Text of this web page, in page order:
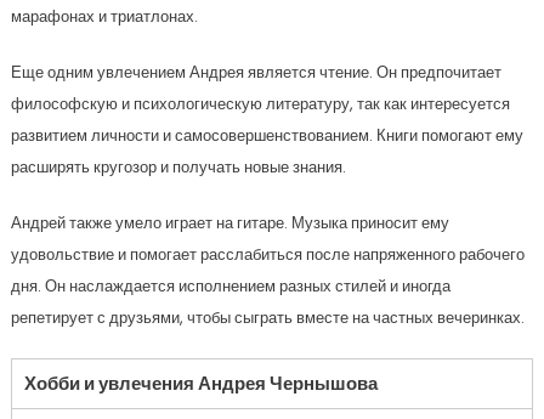
марафонах и триатлонах.
Еще одним увлечением Андрея является чтение. Он предпочитает
философскую и психологическую литературу, так как интересуется
развитием личности и самосовершенствованием. Книги помогают ему
расширять кругозор и получать новые знания.
Андрей также умело играет на гитаре. Музыка приносит ему
удовольствие и помогает расслабиться после напряженного рабочего
дня. Он наслаждается исполнением разных стилей и иногда
репетирует с друзьями, чтобы сыграть вместе на частных вечеринках.
Хобби и увлечения Андрея Чернышова